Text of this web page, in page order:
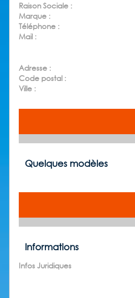
Raison Sociale :
Marque :
Téléphone :
Mail :
Adresse :
Code postal :
Ville :
Quelques modèles
Informations
Infos Juridiques